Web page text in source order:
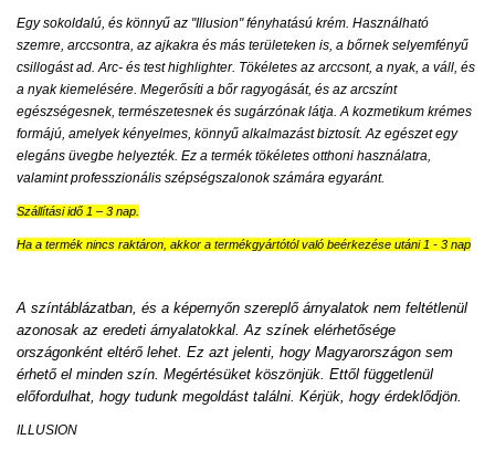
Egy sokoldalú, és könnyű az "Illusion" fényhatású krém. Használható
szemre, arccsontra, az ajkakra és más területeken is, a bőrnek selyemfényű
csillogást ad. Arc- és test highlighter. Tökéletes az arccsont, a nyak, a váll, és
a nyak kiemelésére. Megerősíti a bőr ragyogását, és az arcszínt
egészségesnek, természetesnek és sugárzónak látja. A kozmetikum krémes
formájú, amelyek kényelmes, könnyű alkalmazást biztosít. Az egészet egy
elegáns üvegbe helyezték. Ez a termék tökéletes otthoni használatra,
valamint professzionális szépségszalonok számára egyaránt.
Szállítási idő 1 – 3 nap.
Ha a termék nincs raktáron, akkor a termékgyártótól való beérkezése utáni 1 - 3 nap
A színtáblázatban, és a képernyőn szereplő árnyalatok nem feltétlenül
azonosak az eredeti árnyalatokkal. Az színek elérhetősége
országonként eltérő lehet. Ez azt jelenti, hogy Magyarországon sem
érhető el minden szín. Megértésüket köszönjük. Ettől függetlenül
előfordulhat, hogy tudunk megoldást találni. Kérjük, hogy érdeklődjön.
ILLUSION